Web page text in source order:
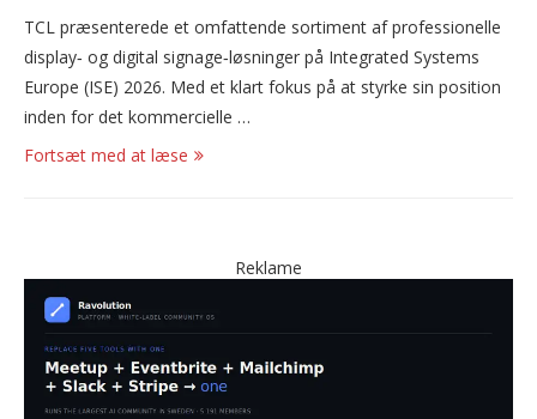
TCL præsenterede et omfattende sortiment af professionelle
display‑ og digital signage‑løsninger på Integrated Systems
Europe (ISE) 2026. Med et klart fokus på at styrke sin position
inden for det kommercielle …
Fortsæt med at læse
Reklame